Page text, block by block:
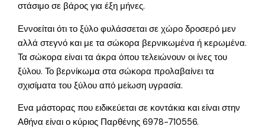
στάσιμο σε βάρος για έξη μήνες.
Εννοείται ότι το ξύλο φυλάσσεται σε χώρο δροσερό μεν
αλλά στεγνό και με τα σώκορα βερνικωμένα ή κερωμένα.
Τα σώκορα είναι τα άκρα όπου τελειώνουν οι ίνες του
ξύλου. Το βερνίκωμα στα σώκορα προλαβαίνει τα
σχισίματα του ξύλου από μείωση υγρασία.
Ενα μάστορας που ειδικεύεται σε κοντάκια και είναι στην
Αθήνα είναι ο κύριος Παρθένης 6978-710556.